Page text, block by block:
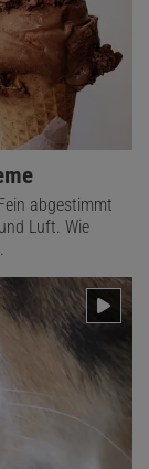
abgestimmt
Luft. Wie